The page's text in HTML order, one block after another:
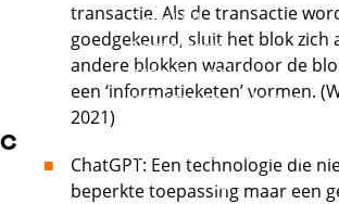
Retail
Externe link
Commercie,
groothandel en
internationale handel
Mode, interieur, tapijt
en textiel
Externe link
transactie. Als de transactie
goedgekeurd, sluit het blok zich
andere blokken waardoor de
een ‘informatieketen’ vormen.
2021)
C
ChatGPT: Een technologie die
beperkte toepassing maar een